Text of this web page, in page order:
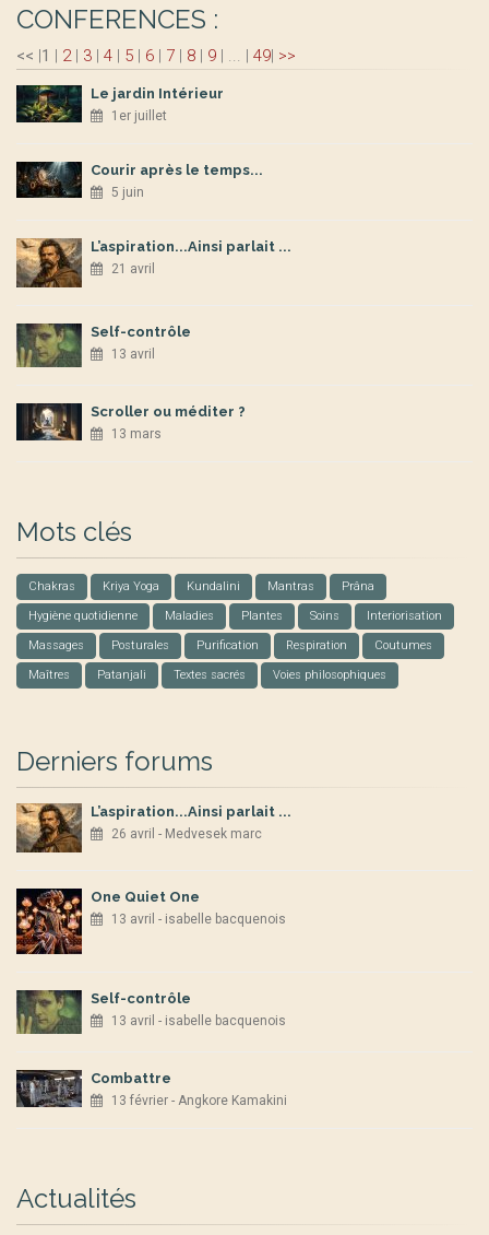
CONFERENCES :
<< |1 | 2| 3 | 4 | 5 | 6 | 7 | 8 | 9 | ... | 49| >>
Le jardin Intérieur
1er juillet
Courir après le temps...
5 juin
L’aspiration...Ainsi parlait ...
21 avril
Self-contrôle
13 avril
Scroller ou méditer ?
13 mars
Mots clés
Chakras Kriya Yoga Kundalini Mantras Prâna
Hygiène quotidienne Maladies Plantes Soins Interiorisation
Massages Posturales Purification Respiration Coutumes
Maîtres Patanjali Textes sacrés Voies philosophiques
Derniers forums
L’aspiration...Ainsi parlait ...
26 avril - Medvesek marc
One Quiet One
13 avril - isabelle bacquenois
Self-contrôle
13 avril - isabelle bacquenois
Combattre
13 février - Angkore Kamakini
Actualités